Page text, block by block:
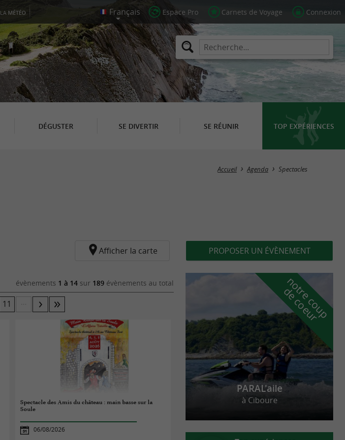
LA MÉTÉO Espace Pro Carnets de Voyage Connexion
DÉGUSTER SE DIVERTIR SE RÉUNIR TOP EXPÉRIENCES
Masquer la carte
Accueil Agenda Spectacles
Afficher la carte
évènements 1 à 14 sur 189 évènements au total
11
Spectacle des Amis du château : main basse sur la
Soule
06/08/2026
PROPOSER UN ÉVÈNEMENT
n
o
t
r
e
c
o
u
p
d
e
c
o
e
u
r
PARAL'aile
à Ciboure